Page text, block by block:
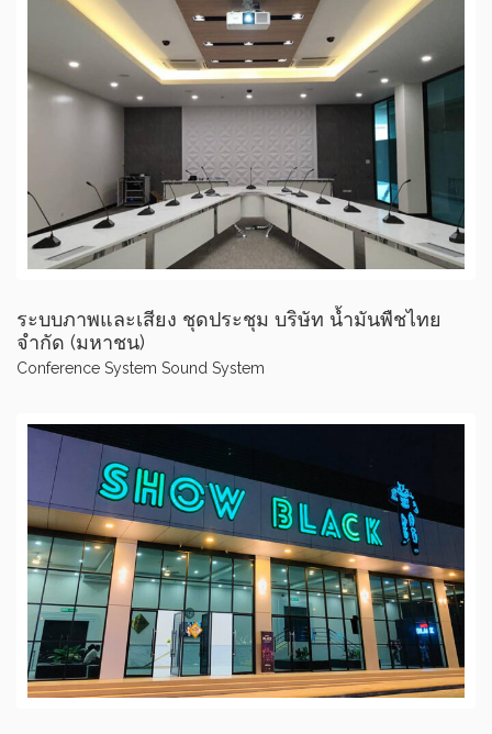
ระบบภาพและเสียง ชุดประชุม บริษัท น้ำมันพืชไทย
จำกัด (มหาชน)
Conference System Sound System